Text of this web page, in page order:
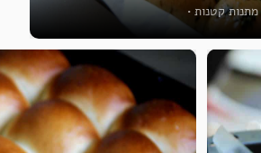
מתנות קטנות •